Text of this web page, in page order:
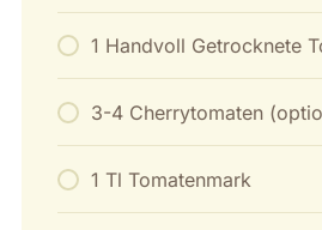
1 Handvoll Getrocknete
3-4 Cherrytomaten
1 Tl Tomatenmark